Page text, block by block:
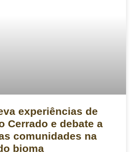
experiências de
Cerrado e debate a
comunidades na
bioma